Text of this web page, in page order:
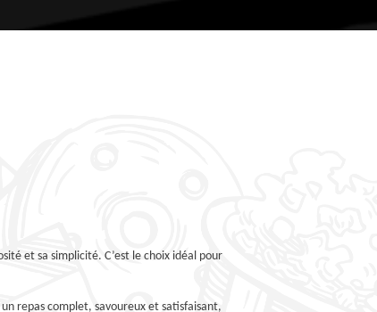
et sa simplicité. C’est le choix idéal pour
repas complet, savoureux et satisfaisant,